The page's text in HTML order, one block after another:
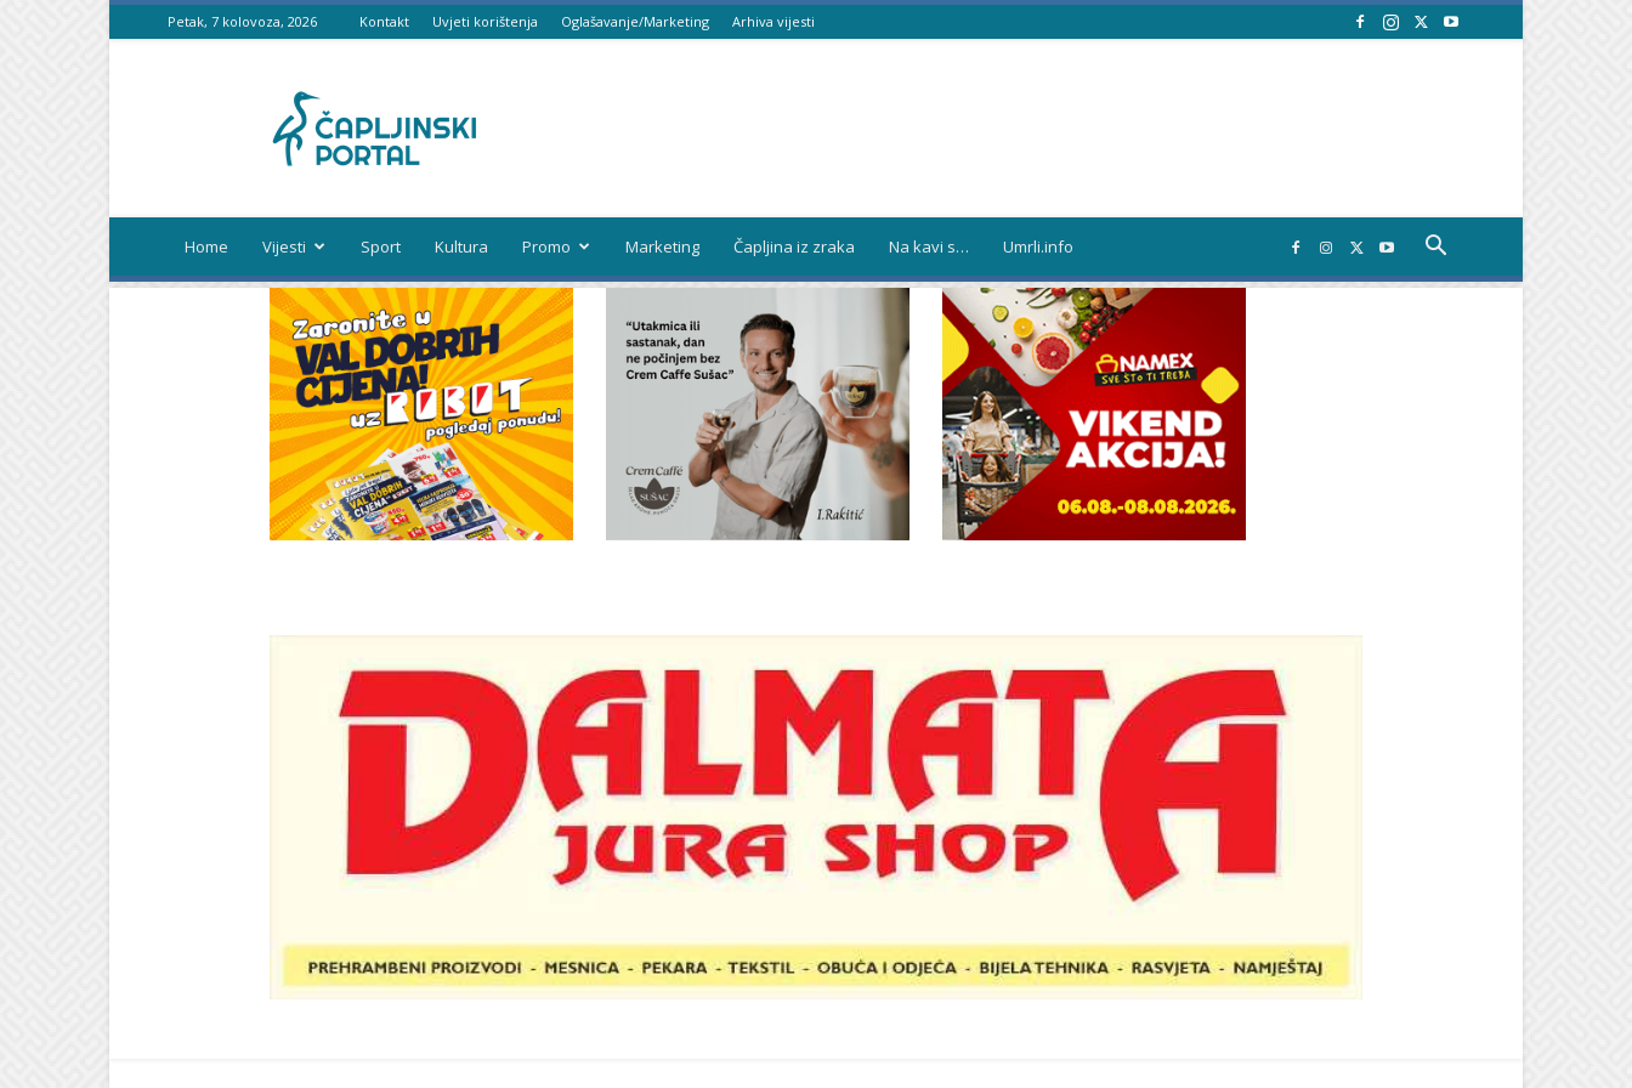
Petak, 7 kolovoza, 2026 Kontakt Uvjeti korištenja Oglašavanje/Marketing Arhiva vijesti
portal
Home Vijesti Sport Kultura Promo Marketing Čapljina iz zraka Na kavi s… Umrli.info